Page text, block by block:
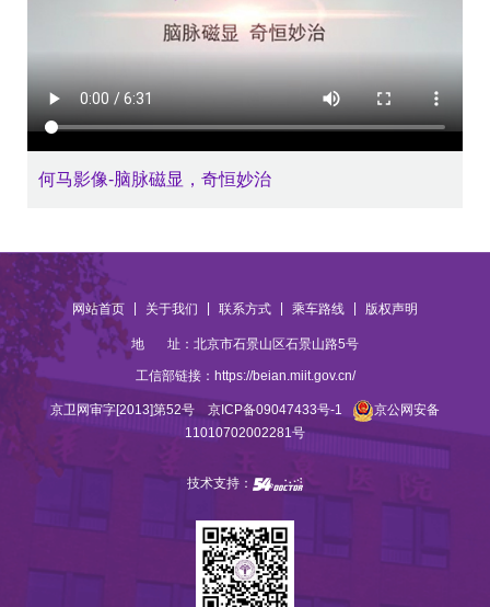
何马影像-脑脉磁显，奇恒妙治
网站首页 关于我们 联系方式 乘车路线 版权声明
地 址：北京市石景山区石景山路5号
工信部链接： https://beian.miit.gov.cn/
京卫网审字[2013]第52号 京ICP备09047433号-1
京公网安备
11010702002281号
技术支持：